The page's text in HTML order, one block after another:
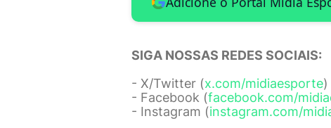
SIGA NOSSAS REDES SOCIAIS:
- X/Twitter (x.com/midiaesporte)
- Facebook (facebook.com/
- Instagram (instagram.com/